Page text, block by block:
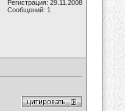
Регистрация: 29.11.2008
Сообщений: 1